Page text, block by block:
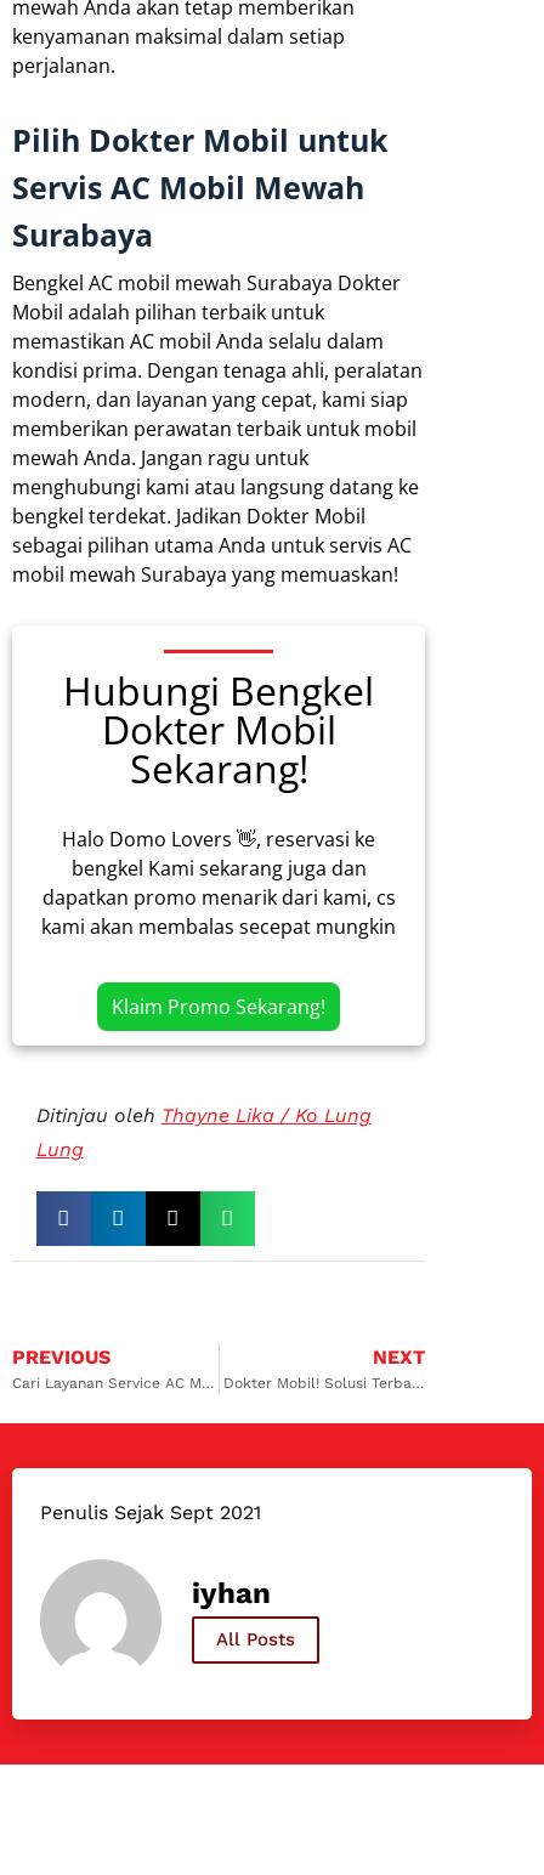
mewah Anda akan tetap memberikan
kenyamanan maksimal dalam setiap
perjalanan.
Pilih Dokter Mobil untuk
Servis AC Mobil Mewah
Surabaya
Bengkel AC mobil mewah Surabaya Dokter
Mobil adalah pilihan terbaik untuk
memastikan AC mobil Anda selalu dalam
kondisi prima. Dengan tenaga ahli, peralatan
modern, dan layanan yang cepat, kami siap
memberikan perawatan terbaik untuk mobil
mewah Anda. Jangan ragu untuk
menghubungi kami atau langsung datang ke
bengkel terdekat. Jadikan Dokter Mobil
sebagai pilihan utama Anda untuk servis AC
mobil mewah Surabaya yang memuaskan!
Hubungi Bengkel
Dokter Mobil
Sekarang!
Halo Domo Lovers 👋, reservasi ke
bengkel Kami sekarang juga dan
dapatkan promo menarik dari kami, cs
kami akan membalas secepat mungkin
Klaim Promo Sekarang!
Ditinjau oleh Thayne Lika / Ko Lung
Lung
PREVIOUS
Cari Layanan Service AC Mobil Innova Surabaya? Dokter Mobil Jagoannya!
NEXT
Dokter Mobil! Solusi Terbaik untuk Service AC Mobil Innova Surabaya Timur
Penulis Sejak Sept 2021
iyhan
All Posts